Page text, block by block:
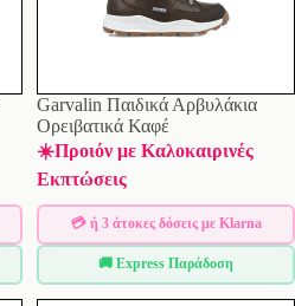
Garvalin Παιδικά Αρβυλάκια
Ορειβατικά Καφέ
☀️Προιόν με Καλοκαιρινές
Εκπτώσεις
💳 ή 3 άτοκες δόσεις με Klarna
🚚 Express Παράδοση